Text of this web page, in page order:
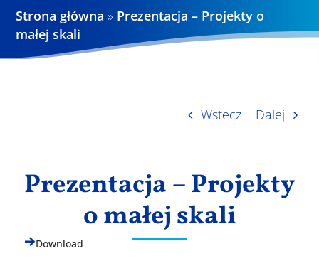
Aktualności
Strona główna » Prezentacja – Projekty o
małej skali
Wstecz Dalej
Prezentacja – Projekty
o małej skali
Download